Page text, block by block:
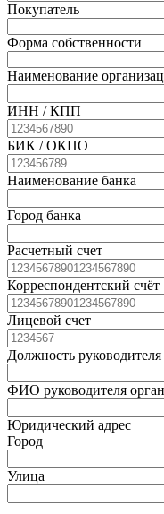
Покупатель
Форма собственности
Наименование
ИНН / КПП
БИК / ОКПО
Наименование банка
Город банка
Расчетный счет
Корреспондентский счёт
Лицевой счет
Должность
ФИО руководителя
Юридический адрес
Город
Улица